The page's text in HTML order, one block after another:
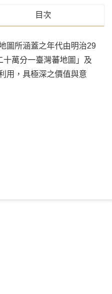
目次
圖所涵蓋之年代由明治29
萬分一臺灣蕃地圖」及
用，具極深之價值與意